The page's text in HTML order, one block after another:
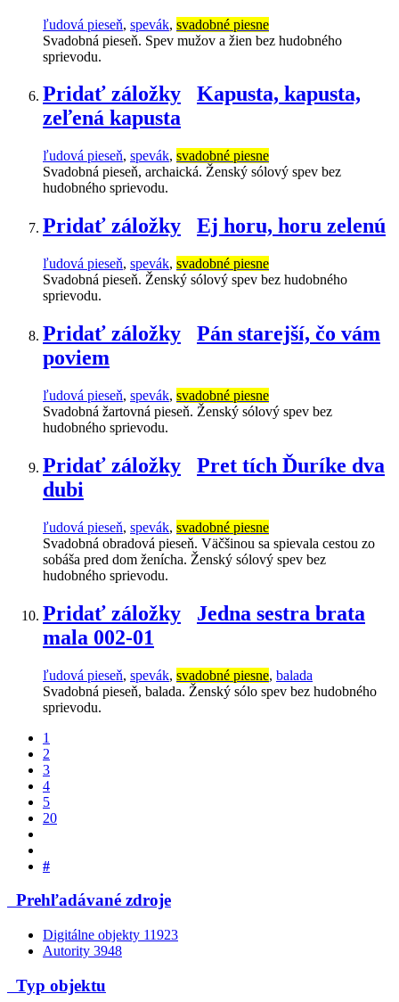
ľudová pieseň, spevák, svadobné piesne
Svadobná pieseň. Spev mužov a žien bez hudobného
sprievodu.
Pridať záložky
Kapusta, kapusta,
zeľená kapusta
ľudová pieseň, spevák, svadobné piesne
Svadobná pieseň, archaická. Ženský sólový spev bez
hudobného sprievodu.
Pridať záložky Ej horu, horu zelenú
ľudová pieseň, spevák, svadobné piesne
Svadobná pieseň. Ženský sólový spev bez hudobného
sprievodu.
Pridať záložky
Pán starejší, čo vám
poviem
ľudová pieseň, spevák, svadobné piesne
Svadobná žartovná pieseň. Ženský sólový spev bez
hudobného sprievodu.
Pridať záložky
Pret tích Ďuríke dva
dubi
ľudová pieseň, spevák, svadobné piesne
Svadobná obradová pieseň. Väčšinou sa spievala cestou zo
sobáša pred dom ženícha. Ženský sólový spev bez
hudobného sprievodu.
Pridať záložky
Jedna sestra brata
mala 002-01
ľudová pieseň, spevák, svadobné piesne, balada
Svadobná pieseň, balada. Ženský sólo spev bez hudobného
sprievodu.
1
2
3
4
5
20
#
Prehľadávané zdroje
Digitálne objekty 11923
Autority 3948
Typ objektu